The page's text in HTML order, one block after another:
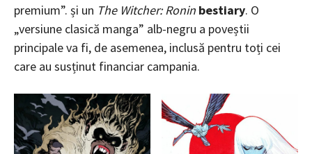
premium”. și un The Witcher: Ronin bestiary. O
„versiune clasică manga” alb-negru a poveștii
principale va fi, de asemenea, inclusă pentru toți cei
care au susținut financiar campania.